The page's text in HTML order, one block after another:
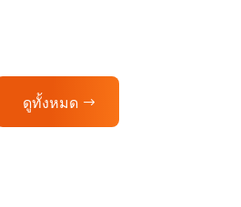
ดูทั้งหมด